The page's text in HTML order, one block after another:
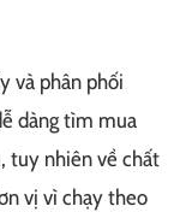
và phân phối
dàng tìm mua
tuy nhiên về chất
vị vì chạy theo